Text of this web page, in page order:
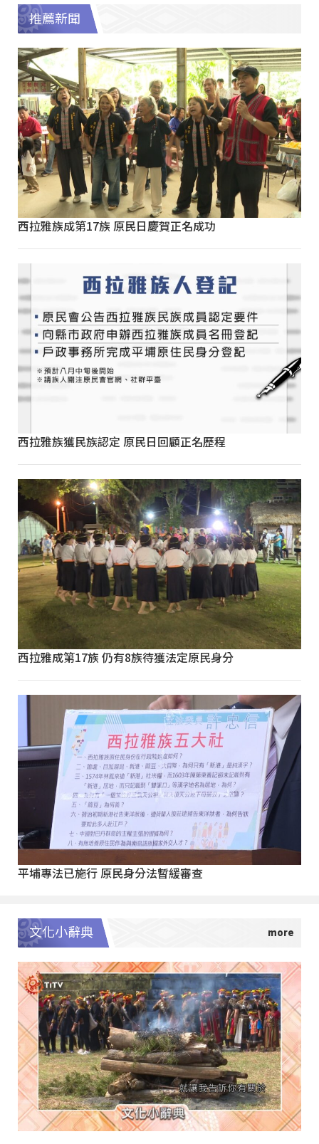
推薦新聞
西拉雅族成第17族 原民日慶賀正名成功
西拉雅族獲民族認定 原民日回顧正名歷程
西拉雅成第17族 仍有8族待獲法定原民身分
平埔專法已施行 原民身分法暫緩審查
文化小辭典